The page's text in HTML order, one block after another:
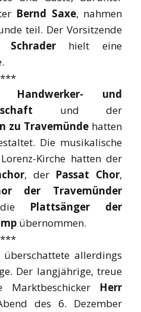
Bernd Saxe, nahmen
teil. Der Vorsitzende
Schraderhielt eine
***
Handwerker- und
und der
zu Travemünde hatten
Die musikalische
Kirche hatten der
, der Passat Chor,
der Travemünder
Plattsänger der
übernommen.
***
allerdings
Der langjährige, treue
Marktbeschicker Herr
des 6. Dezember